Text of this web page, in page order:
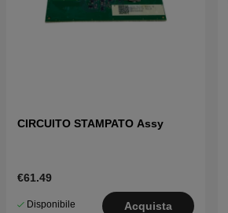
CIRCUITO STAMPATO Assy
€61.49
Disponibile
Acquista